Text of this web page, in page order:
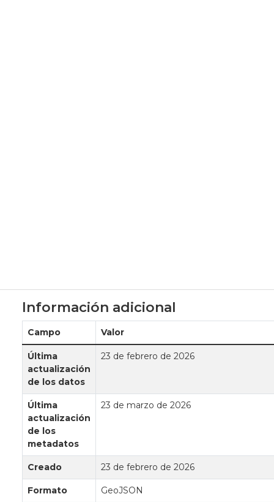
Información adicional
Campo Valor
Última
actualización
de los datos
23 de febrero de 2026
Última
actualización
de los
metadatos
23 de marzo de 2026
Creado 23 de febrero de 2026
Formato GeoJSON